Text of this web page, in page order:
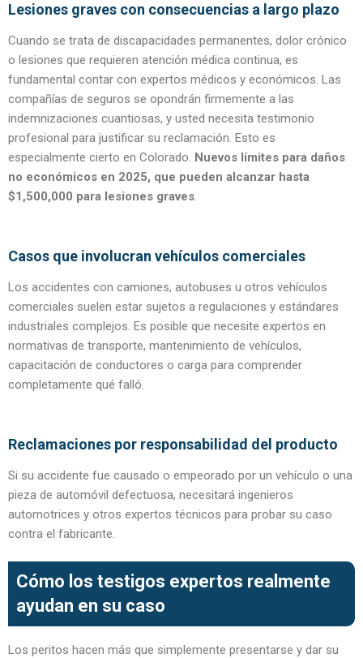
Lesiones graves con consecuencias a largo plazo
Cuando se trata de discapacidades permanentes, dolor crónico
o lesiones que requieren atención médica continua, es
fundamental contar con expertos médicos y económicos. Las
compañías de seguros se opondrán firmemente a las
indemnizaciones cuantiosas, y usted necesita testimonio
profesional para justificar su reclamación. Esto es
especialmente cierto en Colorado. Nuevos límites para daños
no económicos en 2025, que pueden alcanzar hasta
$1,500,000 para lesiones graves
Casos que involucran vehículos comerciales
Los accidentes con camiones, autobuses u otros vehículos
comerciales suelen estar sujetos a regulaciones y estándares
industriales complejos. Es posible que necesite expertos en
normativas de transporte, mantenimiento de vehículos,
capacitación de conductores o carga para comprender
completamente qué falló.
Reclamaciones por responsabilidad del producto
Si su accidente fue causado o empeorado por un vehículo o una
pieza de automóvil defectuosa, necesitará ingenieros
automotrices y otros expertos técnicos para probar su caso
contra el fabricante.
Cómo los testigos expertos realmente
ayudan en su caso
Los peritos hacen más que simplemente presentarse y dar su